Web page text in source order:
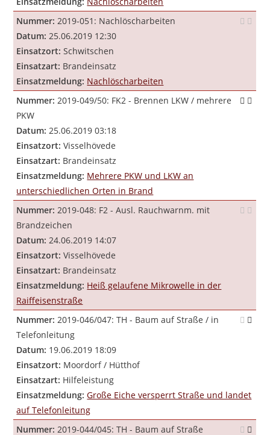
Nummer: 2019-051: Nachlöscharbeiten
Datum: 25.06.2019 12:30
Einsatzort: Schwitschen
Einsatzart: Brandeinsatz
Einsatzmeldung: Nachlöscharbeiten
Nummer: 2019-049/50: FK2 - Brennen LKW / mehrere
PKW
Datum: 25.06.2019 03:18
Einsatzort: Visselhövede
Einsatzart: Brandeinsatz
Einsatzmeldung: Mehrere PKW und LKW an
unterschiedlichen Orten in Brand
Nummer: 2019-048: F2 - Ausl. Rauchwarnm. mit
Brandzeichen
Datum: 24.06.2019 14:07
Einsatzort: Visselhövede
Einsatzart: Brandeinsatz
Einsatzmeldung: Heiß gelaufene Mikrowelle in der
Raiffeisenstraße
Nummer: 2019-046/047: TH - Baum auf Straße / in
Telefonleitung
Datum: 19.06.2019 18:09
Einsatzort: Moordorf / Hütthof
Einsatzart: Hilfeleistung
Einsatzmeldung: Große Eiche versperrt Straße und landet
auf Telefonleitung
Nummer: 2019-044/045: TH - Baum auf Straße